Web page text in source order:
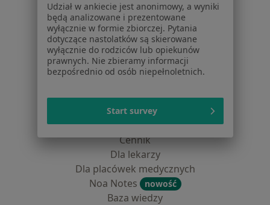
Placówki medyczne
Pytania i odpowiedzi
Usługi i zabiegi
Choroby
Pomoc
Aplikacje mobilne
Dla profesjonalistów
Cennik
Dla lekarzy
Dla placówek medycznych
Noa Notes
nowość
Baza wiedzy
Udział w ankiecie jest anonimowy, a wyniki
będą analizowane i prezentowane
wyłącznie w formie zbiorczej. Pytania
dotyczące nastolatków są skierowane
wyłącznie do rodziców lub opiekunów
prawnych. Nie zbieramy informacji
bezpośrednio od osób niepełnoletnich.
Start survey